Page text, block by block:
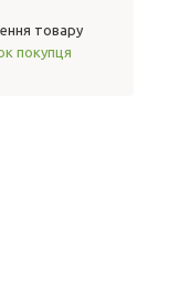
товару
покупця